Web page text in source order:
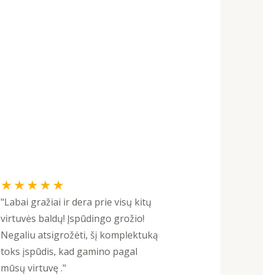
★ ★ ★ ★ ★
5
out
of
5
"Labai gražiai ir dera prie visų kitų
virtuvės baldų! Įspūdingo grožio!
Negaliu atsigrožėti, šį komplektuką
toks įspūdis, kad gamino pagal
mūsų virtuvę ."